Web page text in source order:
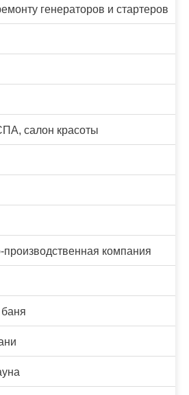
генераторов и стартеров
салон красоты
производственная компания